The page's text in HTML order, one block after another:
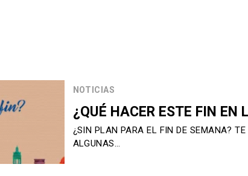
NOTICIAS
¿QUÉ HACER ESTE FIN EN
¿SIN PLAN PARA EL FIN DE SEMANA? TE
ALGUNAS…